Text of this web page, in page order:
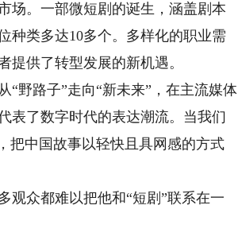
场。一部微短剧的诞生，涵盖剧本
种类多达10多个。多样化的职业需
供了转型发展的新机遇。
野路子”走向“新未来”，在主流媒体
表了数字时代的表达潮流。当我们
把中国故事以轻快且具网感的方式
众都难以把他和“短剧”联系在一